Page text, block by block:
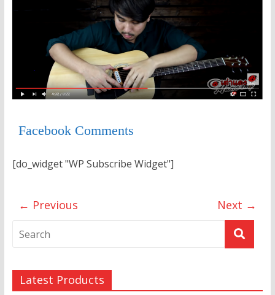
Facebook Comments
[do_widget "WP Subscribe Widget"]
← Previous Next →
Latest Products